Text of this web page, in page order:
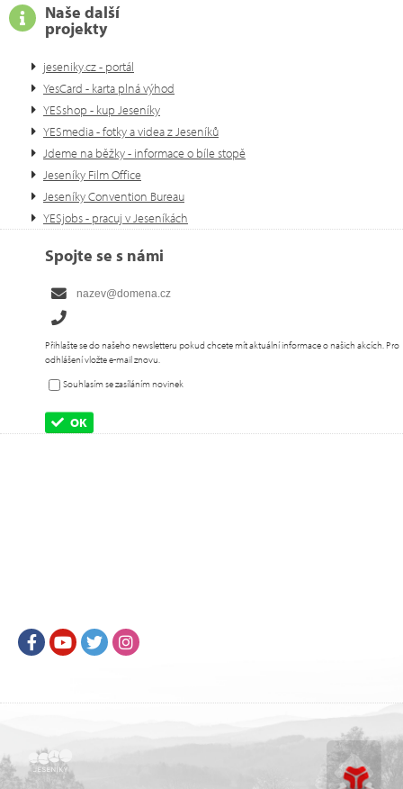
Naše další
projekty
jeseniky.cz - portál
YesCard - karta plná výhod
YESshop - kup Jeseníky
YESmedia - fotky a videa z Jeseníků
Jdeme na běžky - informace o bíle stopě
Jeseníky Film Office
Jeseníky Convention Bureau
YESjobs - pracuj v Jeseníkách
Spojte se s námi
Přihlašte se do našeho newsletteru pokud chcete mít aktuální informace o našich akcích. Pro
odhlášení vložte e-mail znovu.
Souhlasím se zasíláním novinek
OK
FacebookYoutube Twitter